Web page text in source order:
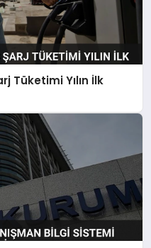
Tüketimi Yılın İlk